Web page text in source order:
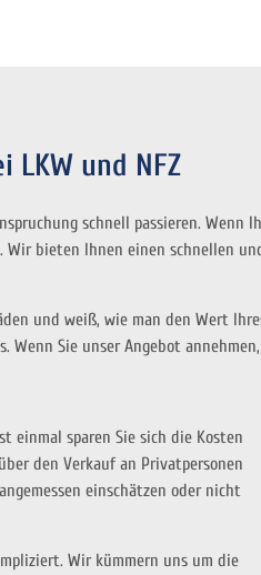
LKW und NFZ
schnell passieren. Wenn
Wir bieten Ihnen einen schnellen
und weiß, wie man den Wert
Sie unser Angebot
einmal sparen Sie sich die Kosten
den Verkauf an Privatpersonen
einschätzen oder nicht
Wir kümmern uns um die